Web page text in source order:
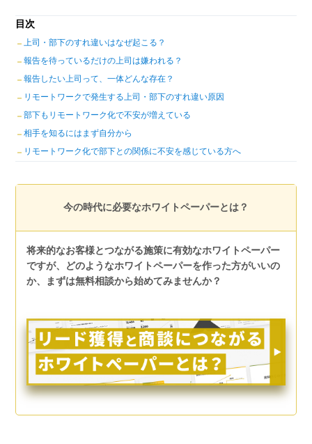
目次
上司・部下のすれ違いはなぜ起こる？
報告を待っているだけの上司は嫌われる？
報告したい上司って、一体どんな存在？
リモートワークで発生する上司・部下のすれ違い原因
部下もリモートワーク化で不安が増えている
相手を知るにはまず自分から
リモートワーク化で部下との関係に不安を感じている方へ
今の時代に必要なホワイトペーパーとは？
将来的なお客様とつながる施策に有効なホワイトペーパー
ですが、どのようなホワイトペーパーを作った方がいいの
か、まずは無料相談から始めてみませんか？